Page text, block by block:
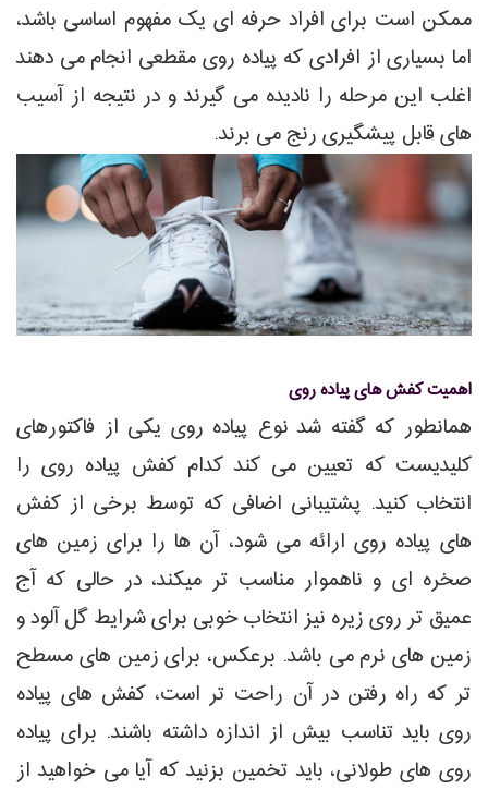
ممکن است برای افراد حرفه ای یک مفهوم اساسی باشد،
اما بسیاری از افرادی که پیاده روی مقطعی انجام می دهند
اغلب این مرحله را نادیده می گیرند و در نتیجه از آسیب
های قابل پیشگیری رنج می برند.
اهمیت کفش های پیاده روی
همانطور که گفته شد نوع پیاده روی یکی از فاکتورهای
کلیدیست که تعیین می کند کدام کفش پیاده روی را
انتخاب کنید. پشتیبانی اضافی که توسط برخی از کفش
های پیاده روی ارائه می شود، آن ها را برای زمین های
صخره ای و ناهموار مناسب تر میکند، در حالی که آج
عمیق تر روی زیره نیز انتخاب خوبی برای شرایط گل آلود و
زمین های نرم می باشد. برعکس، برای زمین های مسطح
تر که راه رفتن در آن راحت تر است، کفش های پیاده
روی باید تناسب بیش از اندازه داشته باشند. برای پیاده
روی های طولانی، باید تخمین بزنید که آیا می خواهید از